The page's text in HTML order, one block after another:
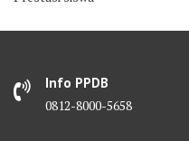
Info PPDB
0812-8000-5658